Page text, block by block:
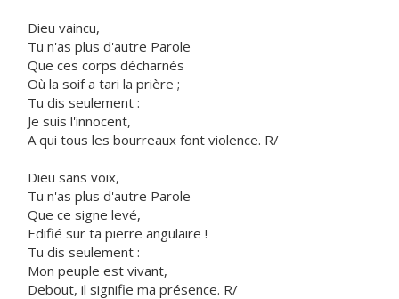
Dieu vaincu,
Tu n'as plus d'autre Parole
Que ces corps décharnés
Où la soif a tari la prière ;
Tu dis seulement :
Je suis l'innocent,
A qui tous les bourreaux font violence. R/
Dieu sans voix,
Tu n'as plus d'autre Parole
Que ce signe levé,
Edifié sur ta pierre angulaire !
Tu dis seulement :
Mon peuple est vivant,
Debout, il signifie ma présence. R/